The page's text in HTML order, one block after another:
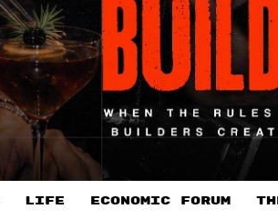
LIFE ECONOMIC FORUM